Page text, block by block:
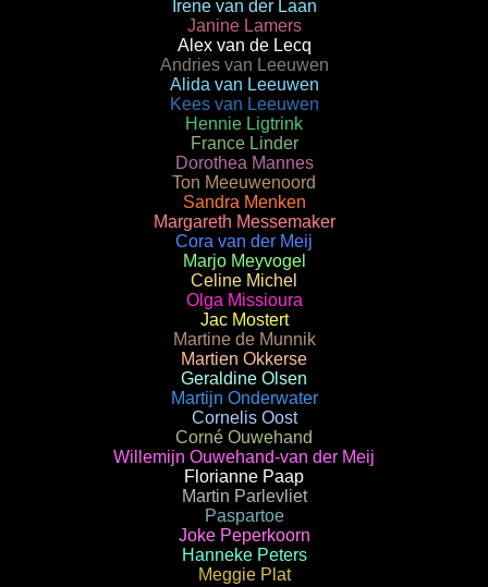
Irene van der Laan
Janine Lamers
Alex van de Lecq
Andries van Leeuwen
Alida van Leeuwen
Kees van Leeuwen
Hennie Ligtrink
France Linder
Dorothea Mannes
Ton Meeuwenoord
Sandra Menken
Margareth Messemaker
Cora van der Meij
Marjo Meyvogel
Celine Michel
Olga Missioura
Jac Mostert
Martine de Munnik
Martien Okkerse
Geraldine Olsen
Martijn Onderwater
Cornelis Oost
Corné Ouwehand
Willemijn Ouwehand-van der Meij
Florianne Paap
Martin Parlevliet
Paspartoe
Joke Peperkoorn
Hanneke Peters
Meggie Plat